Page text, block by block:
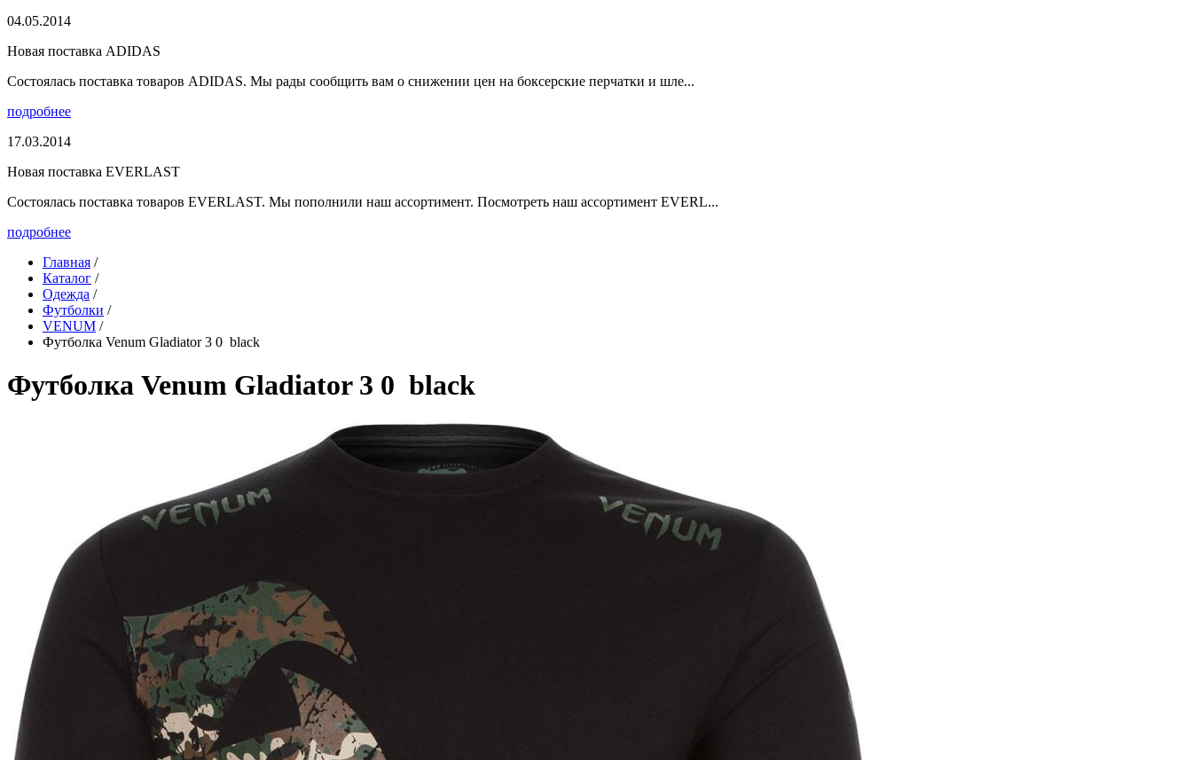
04.05.2014
Новая поставка ADIDAS
Состоялась поставка товаров ADIDAS. Мы рады сообщить вам о снижении цен на боксерские перчатки и шле...
подробнее
17.03.2014
Новая поставка EVERLAST
Состоялась поставка товаров EVERLAST. Мы пополнили наш ассортимент. Посмотреть наш ассортимент EVERL...
подробнее
Главная /
Каталог /
Одежда /
Футболки /
VENUM /
Футболка Venum Gladiator 3 0 black
Футболка Venum Gladiator 3 0 black